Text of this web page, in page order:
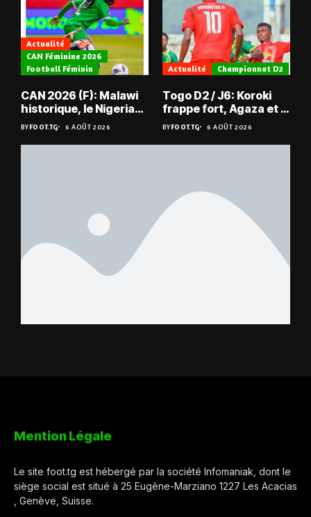
Actualité
CAN Féminine 2026
Football Féminin
CAN 2026 (F): Malawi
historique, le Nigeria
sauvé, la Zambie
éliminée
BYFOOT.TG 6 AOÛT 2026
Actualité Championnat D2
Togo D2 / J6: Koroki
frappe fort, Agaza et la
JCA assurent,
suspense avant Sara
FC – Doumbé FC
BYFOOT.TG 6 AOÛT 2026
Mention Légale
Le site foot.tg est hébergé par la société Infomaniak, dont le
siège social est situé à 25 Eugène-Marziano 1227 Les Acacias
, Genève, Suisse.